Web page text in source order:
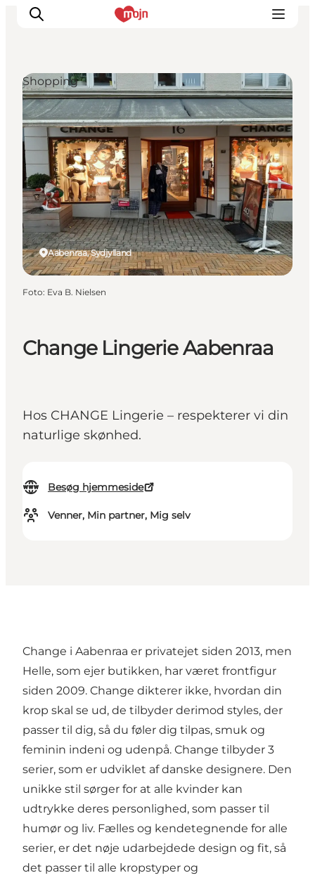
Oplevelser
Byer & Steder
Det sker
Overnatning
Planlæg din ferie
Booking
Change Lingerie Aabenraa
Hos CHANGE Lingerie – respekterer vi din
naturlige skønhed.
Besøg hjemmeside
Venner, Min partner, Mig selv
Aabenraa, Sydjylland
Shopping
Foto: Eva B. Nielsen
Change i Aabenraa er privatejet siden 2013, men
Helle, som ejer butikken, har været frontfigur
siden 2009. Change dikterer ikke, hvordan din
krop skal se ud, de tilbyder derimod styles, der
passer til dig, så du føler dig tilpas, smuk og
feminin indeni og udenpå. Change tilbyder 3
serier, som er udviklet af danske designere. Den
unikke stil sørger for at alle kvinder kan
udtrykke deres personlighed, som passer til
humør og liv. Fælles og kendetegnende for alle
serier, er det nøje udarbejdede design og fit, så
det passer til alle kropstyper og